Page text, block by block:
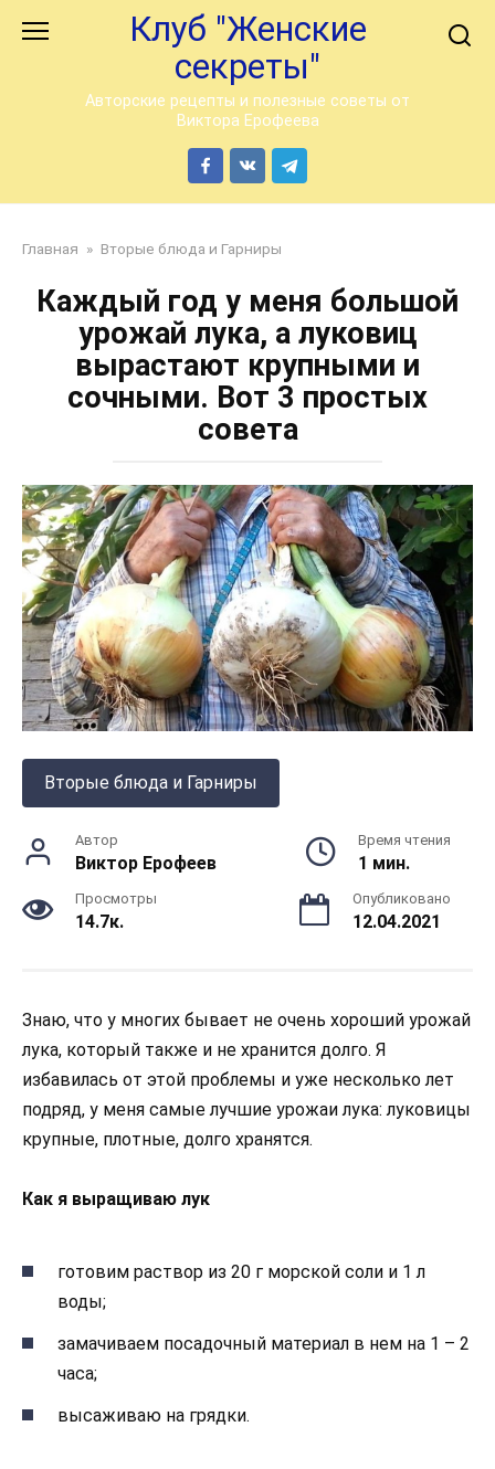
Клуб "Женские
секреты"
Авторские рецепты и полезные советы от
Виктора Ерофеева
Главная » Вторые блюда и Гарниры
Каждый год у меня большой
урожай лука, а луковиц
вырастают крупными и
сочными. Вот 3 простых
совета
Вторые блюда и Гарниры
Автор
Виктор Ерофеев
Время чтения
1 мин.
Просмотры
14.7к.
Опубликовано
12.04.2021
Знаю, что у многих бывает не очень хороший урожай
лука, который также и не хранится долго. Я
избавилась от этой проблемы и уже несколько лет
подряд, у меня самые лучшие урожаи лука: луковицы
крупные, плотные, долго хранятся.
Как я выращиваю лук
готовим раствор из 20 г морской соли и 1 л
воды;
замачиваем посадочный материал в нем на 1 – 2
часа;
высаживаю на грядки.